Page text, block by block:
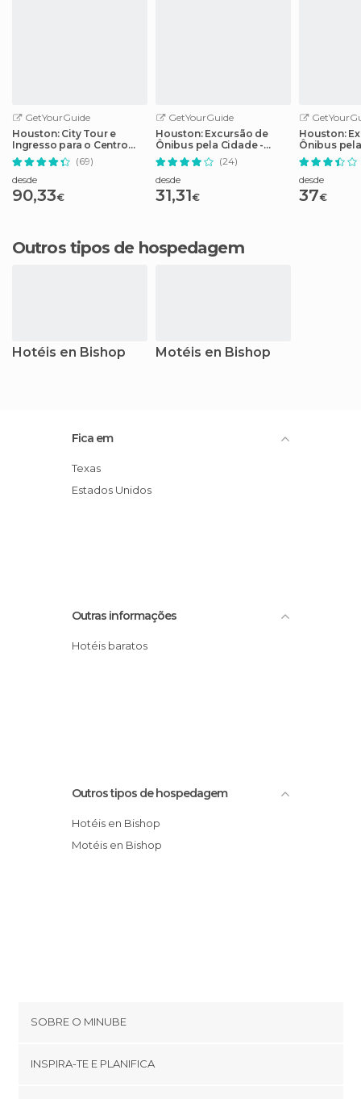
GetYourGuide
Houston: City Tour e
Ingresso para o Centro
Espacial da NASA
(69)
desde
90,33€
GetYourGuide
Houston: Excursão de
Ônibus pela Cidade -
Bilhete de 2 Dias
(24)
desde
31,31€
Houston:
Ônibus
desde
37€
Outros tipos de hospedagem
Hotéis en Bishop Motéis en Bishop
Fica em
Texas
Estados Unidos
Outras informações
Hotéis baratos
Outros tipos de hospedagem
Hotéis en Bishop
Motéis en Bishop
SOBRE O MINUBE
INSPIRA-TE E PLANIFICA